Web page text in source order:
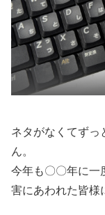
ネタがなくてず
ん。
今年も〇〇年に一
害にあわれた皆様